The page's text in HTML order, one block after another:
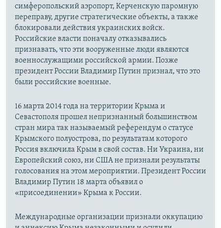
симферопольский аэропорт, Керченскую паромную
переправу, другие стратегические объекты, а также
блокировали действия украинских войск.
Российские власти поначалу отказывались
признавать, что эти вооруженные люди являются
военнослужащими российской армии. Позже
президент России Владимир Путин признал, что это
были российские военные.
16 марта 2014 года на территории Крыма и
Севастополя прошел непризнанный большинством
стран мира так называемый референдум о статусе
Крымского полуострова, по результатам которого
Россия включила Крым в свой состав. Ни Украина, ни
Европейский союз, ни США не признали результаты
голосования на этом мероприятии. Президент России
Владимир Путин 18 марта объявил о
«присоединении» Крыма к России.
Международные организации признали оккупацию